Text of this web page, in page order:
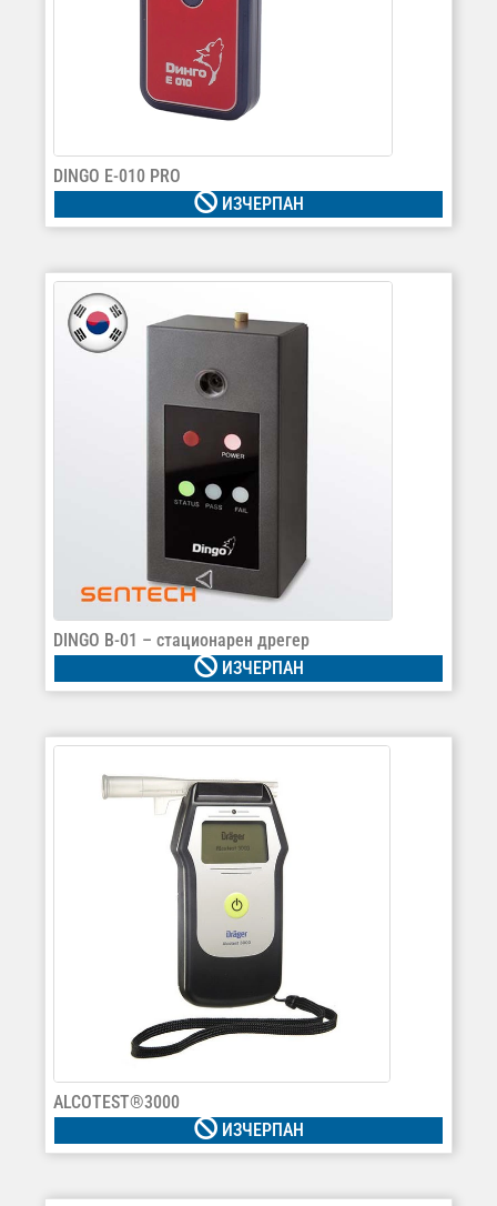
DINGO Е-010 PRO
ИЗЧЕРПАН
DINGO B-01 – стационарен дрегер
ИЗЧЕРПАН
ALCOTEST®3000
ИЗЧЕРПАН